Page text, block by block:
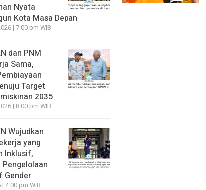
Nyata
Kota Masa Depan
| 7:00 pm WIB
dan PNM
Sama,
Target
2035
| 8:00 pm WIB
Wujudkan
yang
Inklusif,
Gender
4:00 pm WIB